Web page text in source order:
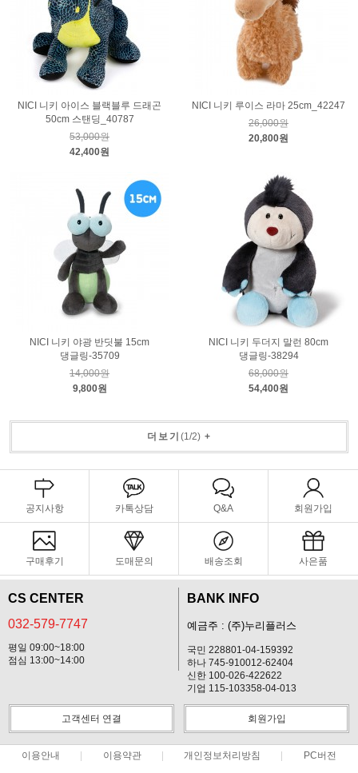
NICI 니키 아이스 블랙블루 드래곤
50cm 스탠딩_40787
53,000원
42,400원
NICI 니키 루이스 라마 25cm_42247
26,000원
20,800원
NICI 니키 야광 반딧불 15cm
댕글링-35709
14,000원
9,800원
NICI 니키 두더지 말런 80cm
댕글링-38294
68,000원
54,400원
더보기 (1/2)+
공지사항 카톡상담 Q&A 회원가입
구매후기 도매문의 배송조회 사은품
CS CENTER
032-579-7747
평일 09:00~18:00
점심 13:00~14:00
BANK INFO
예금주 : (주)누리플러스
국민 228801-04-159392
하나 745-910012-62404
신한 100-026-422622
기업 115-103358-04-013
고객센터 연결 회원가입
이용안내 이용약관 개인정보처리방침 PC버전